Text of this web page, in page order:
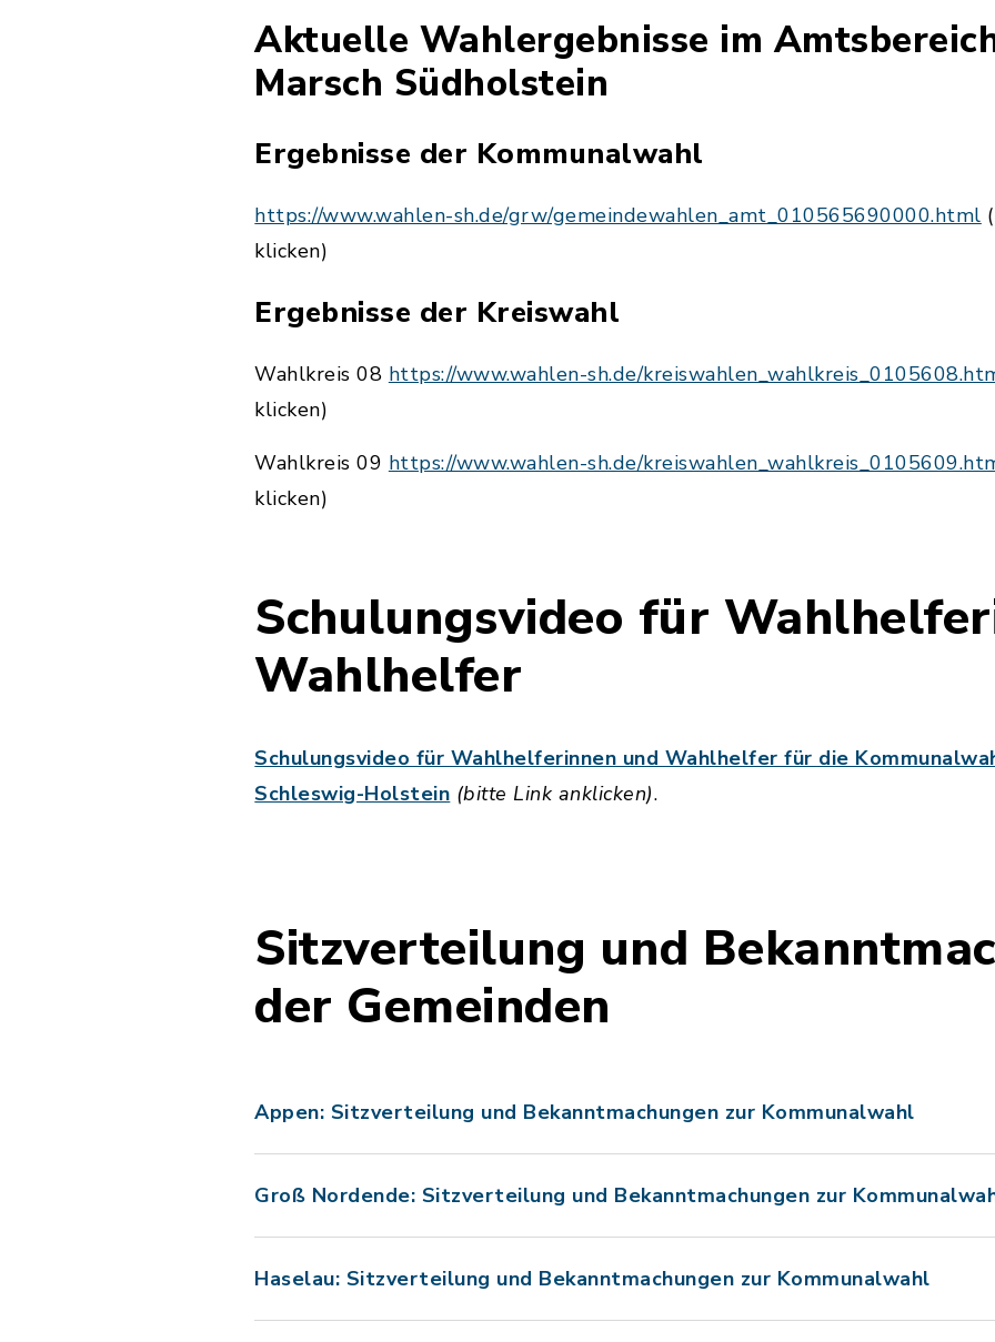
Aktuelle Wahlergebnisse im
Marsch Südholstein
Ergebnisse der Kommunalwahl
https://www.wahlen-sh.de/grw/gemeindewahlen_amt_010565690000.html
klicken)
Ergebnisse der Kreiswahl
Wahlkreis 08 https://www.wahlen-sh.de/
klicken)
Wahlkreis 09 https://www.wahlen-sh.de/
klicken)
Schulungsvideo für
Wahlhelfer
Schulungsvideo für Wahlhelferinnen und Wahlhelfer für die
Schleswig-Holstein (bitte Link anklicken).
Sitzverteilung und
der Gemeinden
Appen: Sitzverteilung und Bekanntmachungen zur Kommunalwahl
Groß Nordende: Sitzverteilung und Bekanntmachungen zur
Haselau: Sitzverteilung und Bekanntmachungen zur Kommunalwahl